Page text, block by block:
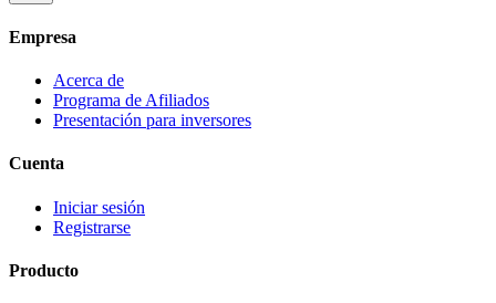
Empresa
Acerca de
Programa de Afiliados
Presentación para inversores
Cuenta
Iniciar sesión
Registrarse
Producto